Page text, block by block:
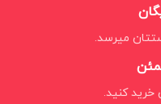
میرسد.
خرید کنید.